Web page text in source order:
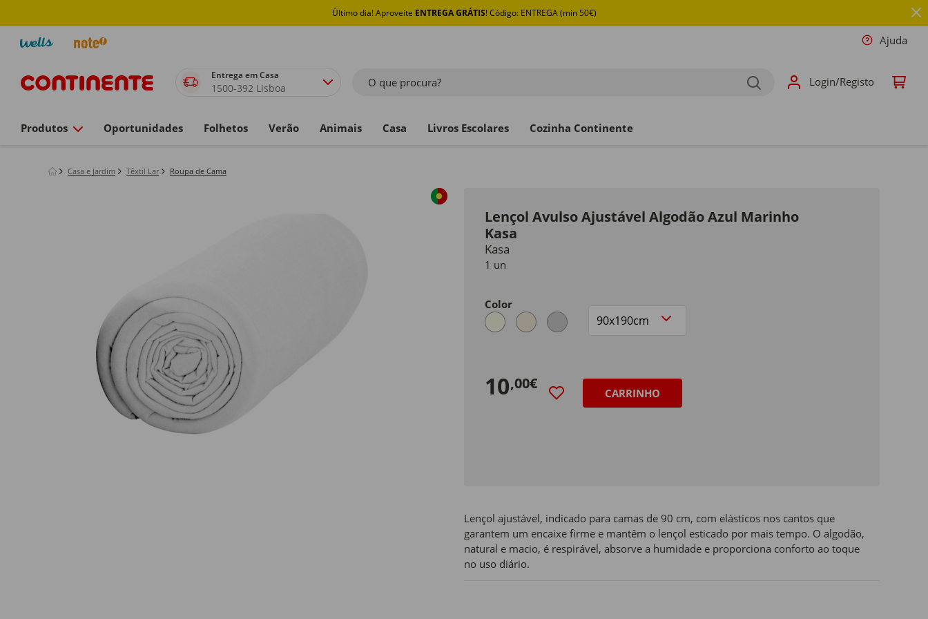
Último dia! Aproveite ENTREGA GRÁTIS! Código: ENTREGA (min 50€)
Ajuda
Entrega em Casa
1500-392 Lisboa O que procura? Login/Registo
Produtos Oportunidades Folhetos Verão Animais Casa Livros Escolares Cozinha Continente
Casa e Jardim Têxtil Lar Roupa de Cama
Lençol Avulso Ajustável Algodão Azul Marinho
Kasa
Kasa
1 un
Color
Size
10,00€
CARRINHO
Lençol ajustável, indicado para camas de 90 cm, com elásticos nos cantos que
garantem um encaixe firme e mantêm o lençol esticado por mais tempo. O algodão,
natural e macio, é respirável, absorve a humidade e proporciona conforto ao toque
no uso diário.